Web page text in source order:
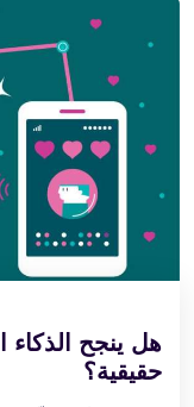
هل ينجح
حقيقية؟